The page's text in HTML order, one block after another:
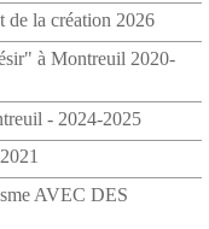
de la création 2026
à Montreuil 2020-
- 2024-2025
AVEC DES